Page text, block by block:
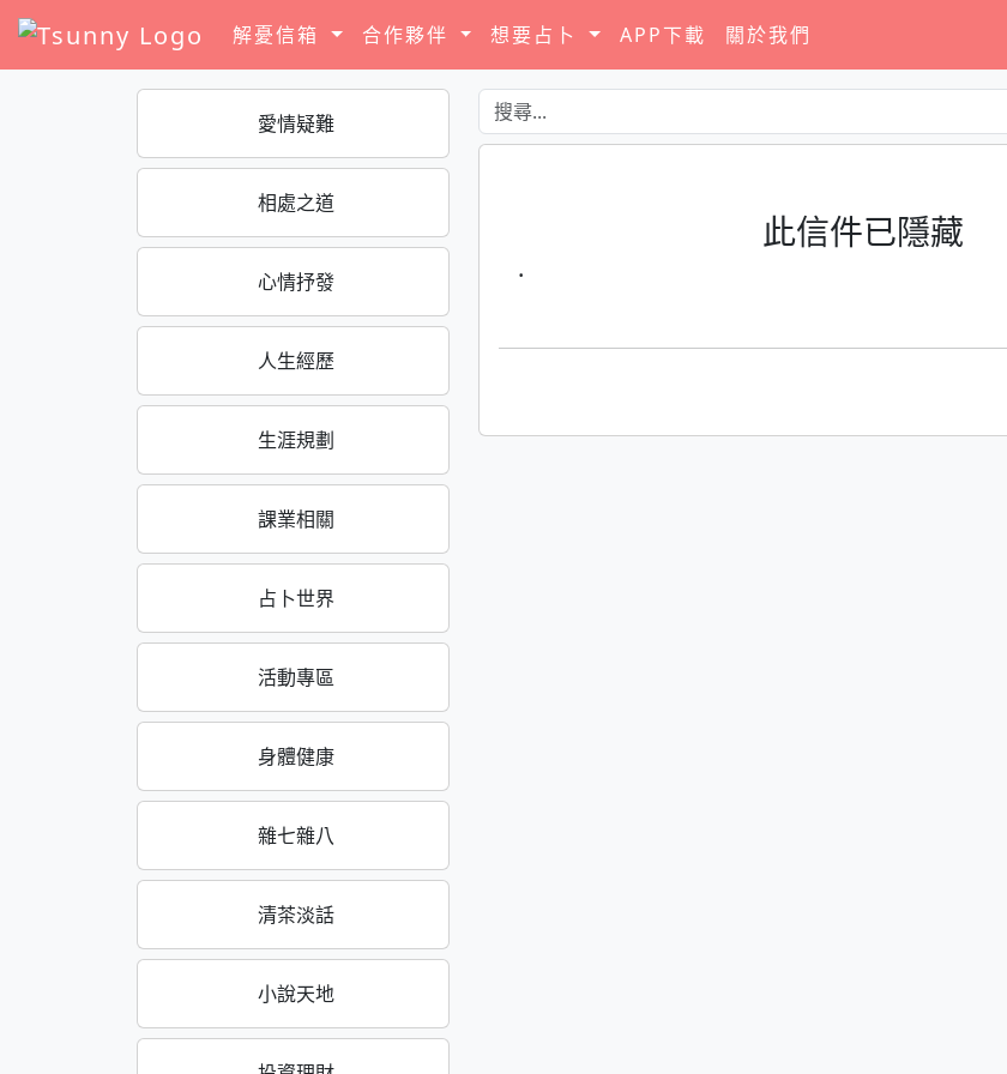
解憂信箱 合作夥伴 想要占卜 APP下載 關於我們
愛情疑難
相處之道
心情抒發
人生經歷
生涯規劃
課業相關
占卜世界
活動專區
身體健康
雜七雜八
清茶淡話
小說天地
此信件已隱藏
·